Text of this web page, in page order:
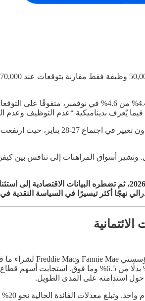
يُعرف بديناميكية “عدم التوظيف وعدم
💡 توقعات خبراء أموال: نتوقع أن يتوقف الفيدرالي مؤقتًا عن خفض الفائدة
ضغط فوري على فروق العائد، حيث بدأ بعض المقرضين في تقديم
حول استدامته على المدى الطويل.